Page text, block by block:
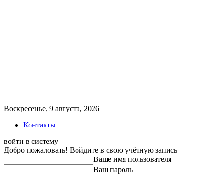
Воскресенье, 9 августа, 2026
Контакты
войти в систему
Добро пожаловать! Войдите в свою учётную запись
Ваше имя пользователя
Ваш пароль